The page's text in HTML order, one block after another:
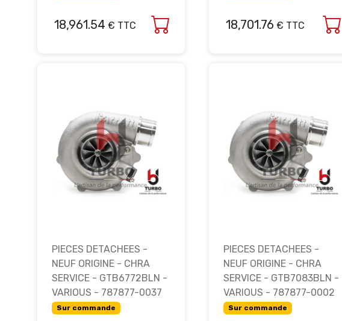
18,961.54 € TTC 18,701.76 € TTC
PIECES DETACHEES -
NEUF ORIGINE - CHRA
SERVICE - GTB6772BLN -
VARIOUS - 787877-0037
Sur commande
PIECES DETACHEES -
NEUF ORIGINE - CHRA
SERVICE - GTB7083BLN -
VARIOUS - 787877-0002
Sur commande